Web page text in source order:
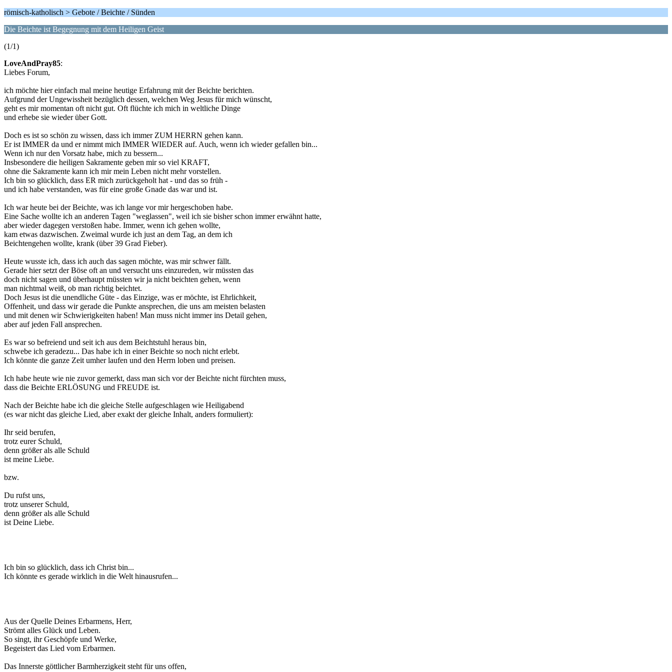
römisch-katholisch > Gebote / Beichte / Sünden
Die Beichte ist Begegnung mit dem Heiligen Geist
(1/1)
LoveAndPray85:
Liebes Forum,
ich möchte hier einfach mal meine heutige Erfahrung mit der Beichte berichten.
Aufgrund der Ungewissheit bezüglich dessen, welchen Weg Jesus für mich wünscht,
geht es mir momentan oft nicht gut. Oft flüchte ich mich in weltliche Dinge
und erhebe sie wieder über Gott.
Doch es ist so schön zu wissen, dass ich immer ZUM HERRN gehen kann.
Er ist IMMER da und er nimmt mich IMMER WIEDER auf. Auch, wenn ich wieder gefallen bin...
Wenn ich nur den Vorsatz habe, mich zu bessern...
Insbesondere die heiligen Sakramente geben mir so viel KRAFT,
ohne die Sakramente kann ich mir mein Leben nicht mehr vorstellen.
Ich bin so glücklich, dass ER mich zurückgeholt hat - und das so früh -
und ich habe verstanden, was für eine große Gnade das war und ist.
Ich war heute bei der Beichte, was ich lange vor mir hergeschoben habe.
Eine Sache wollte ich an anderen Tagen "weglassen", weil ich sie bisher schon immer erwähnt hatte,
aber wieder dagegen verstoßen habe. Immer, wenn ich gehen wollte,
kam etwas dazwischen. Zweimal wurde ich just an dem Tag, an dem ich
Beichtengehen wollte, krank (über 39 Grad Fieber).
Heute wusste ich, dass ich auch das sagen möchte, was mir schwer fällt.
Gerade hier setzt der Böse oft an und versucht uns einzureden, wir müssten das
doch nicht sagen und überhaupt müssten wir ja nicht beichten gehen, wenn
man nichtmal weiß, ob man richtig beichtet.
Doch Jesus ist die unendliche Güte - das Einzige, was er möchte, ist Ehrlichkeit,
Offenheit, und dass wir gerade die Punkte ansprechen, die uns am meisten belasten
und mit denen wir Schwierigkeiten haben! Man muss nicht immer ins Detail gehen,
aber auf jeden Fall ansprechen.
Es war so befreiend und seit ich aus dem Beichtstuhl heraus bin,
schwebe ich geradezu... Das habe ich in einer Beichte so noch nicht erlebt.
Ich könnte die ganze Zeit umher laufen und den Herrn loben und preisen.
Ich habe heute wie nie zuvor gemerkt, dass man sich vor der Beichte nicht fürchten muss,
dass die Beichte ERLÖSUNG und FREUDE ist.
Nach der Beichte habe ich die gleiche Stelle aufgeschlagen wie Heiligabend
(es war nicht das gleiche Lied, aber exakt der gleiche Inhalt, anders formuliert):
Ihr seid berufen,
trotz eurer Schuld,
denn größer als alle Schuld
ist meine Liebe.
bzw.
Du rufst uns,
trotz unserer Schuld,
denn größer als alle Schuld
ist Deine Liebe.
Ich bin so glücklich, dass ich Christ bin...
Ich könnte es gerade wirklich in die Welt hinausrufen...
Aus der Quelle Deines Erbarmens, Herr,
Strömt alles Glück und Leben.
So singt, ihr Geschöpfe und Werke,
Begeistert das Lied vom Erbarmen.
Das Innerste göttlicher Barmherzigkeit steht für uns offen,